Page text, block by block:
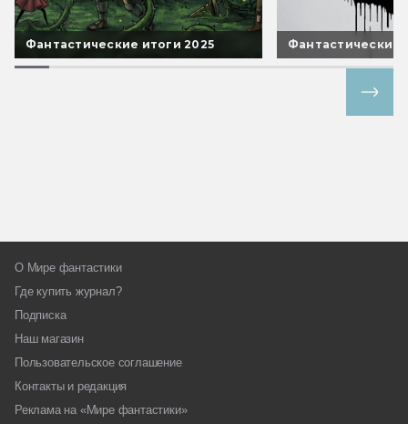
Фантастические итоги 2025 Фантастические
О Мире фантастики
Где купить журнал?
Подписка
Наш магазин
Пользовательское соглашение
Контакты и редакция
Реклама на «Мире фантастики»